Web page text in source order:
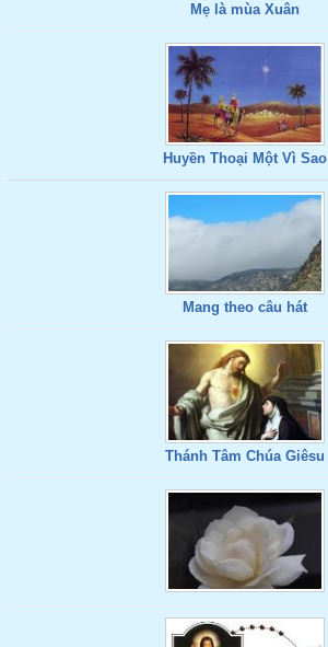
Mẹ là mùa Xuân
Huyền Thoại Một Vì Sao
Mang theo câu hát
Thánh Tâm Chúa Giêsu